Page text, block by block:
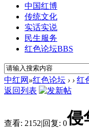
中国红博
传统文化
实话实说
民生服务
红色论坛BBS
中红网 »红色论坛 › › 红
返回列表
查看: 2152|回复: 0侵